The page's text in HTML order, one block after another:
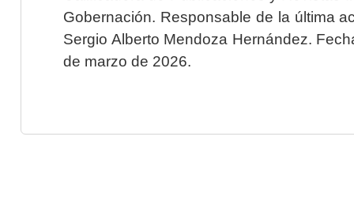
Gobernación. Responsable de la última
Sergio Alberto Mendoza Hernández.
de marzo de 2026.